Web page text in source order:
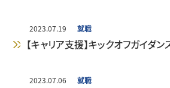
学生サポート（福利厚生
企業の方へ
2023.07.19 就職
【キャリア支援】キックオフガイダ
2023.07.06 就職